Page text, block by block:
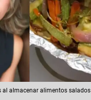
al almacenar alimentos